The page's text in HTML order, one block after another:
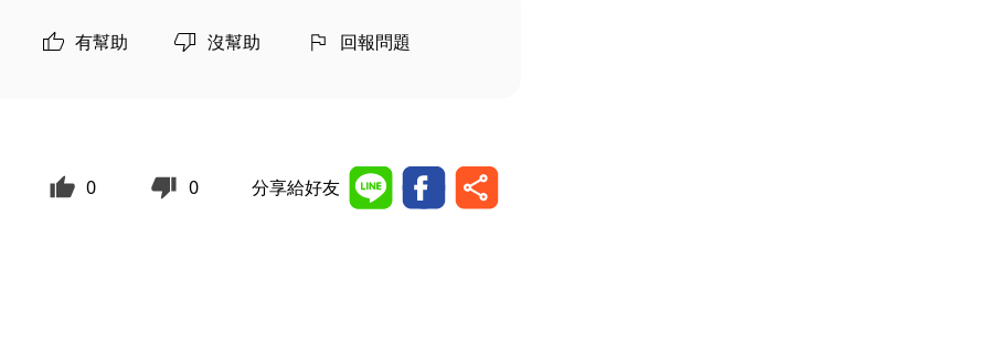
有幫助 沒幫助 回報問題
0 0 分享給好友